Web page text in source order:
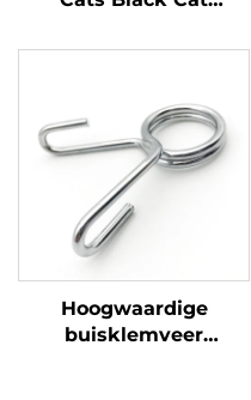
reflektiewe marmer oë
Hoogwaardige
buisklemveer